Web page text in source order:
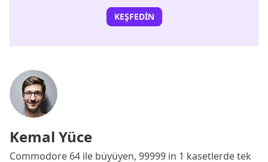
KEŞFEDIN
Kemal Yüce
Commodore 64 ile büyüyen, 99999 in 1 kasetlerde tek